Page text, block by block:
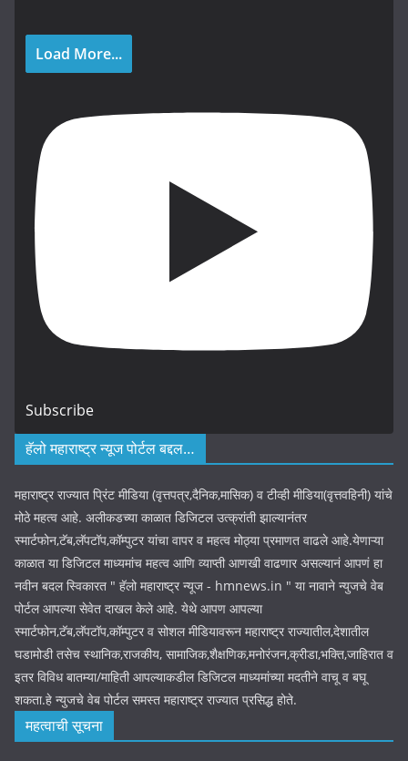
Load More...
Subscribe
हॅलो महाराष्ट्र न्यूज पोर्टल बद्दल…
महाराष्ट्र राज्यात प्रिंट मीडिया (वृत्तपत्र,दैनिक,मासिक) व टीव्ही मीडिया(वृत्तवहिनी) यांचे
मोठे महत्व आहे. अलीकडच्या काळात डिजिटल उत्क्रांती झाल्यानंतर
स्मार्टफोन,टॅब,लॅपटॉप,कॉम्पुटर यांचा वापर व महत्व मोठ्या प्रमाणत वाढले आहे.येणाऱ्या
काळात या डिजिटल माध्यमांच महत्व आणि व्याप्ती आणखी वाढणार असल्यानं आपणं हा
नवीन बदल स्विकारत " हॅलो महाराष्ट्र न्यूज - hmnews.in " या नावाने न्युजचे वेब
पोर्टल आपल्या सेवेत दाखल केले आहे. येथे आपण आपल्या
स्मार्टफोन,टॅब,लॅपटॉप,कॉम्पुटर व सोशल मीडियावरून महाराष्ट्र राज्यातील,देशातील
घडामोडी तसेच स्थानिक,राजकीय, सामाजिक,शैक्षणिक,मनोरंजन,क्रीडा,भक्ति,जाहिरात व
इतर विविध बातम्या/माहिती आपल्याकडील डिजिटल माध्यमांच्या मदतीने वाचू व बघू
शकता.हे न्युजचे वेब पोर्टल समस्त महाराष्ट्र राज्यात प्रसिद्ध होते.
महत्वाची सूचना